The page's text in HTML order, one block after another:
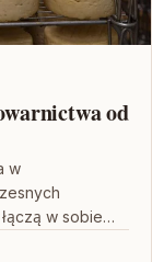
od
w
w sobie